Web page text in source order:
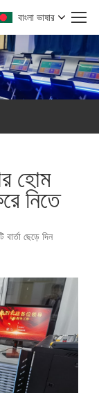
বাংলা ভাষার
হোম
নিতে
ছেড়ে দিন